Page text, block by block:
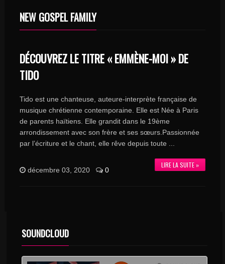
NEW GOSPEL FAMILY
DÉCOUVREZ LE TITRE « EMMÈNE-MOI » DE
TIDO
Tido est une chanteuse, auteure-interprète française de
musique chrétienne contemporaine. Elle est Née à Paris
de parents haïtiens. Elle grandit dans le 19ème
arrondissement avec son frère et ses sœurs.Passionnée
par l’écriture et le chant, elle rêve depuis toute ...
LIRE LA SUITE »
décembre 03, 2020 0
SOUNDCLOUD